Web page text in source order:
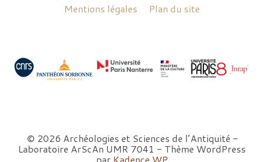
Mentions légales
Plan du site
© 2026 Archéologies et Sciences de l’Antiquité -
Laboratoire ArScAn UMR 7041 - Thème WordPress